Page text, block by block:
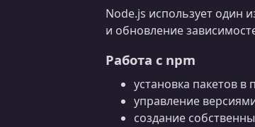
Node.js использует один
и обновление
Работа с npm
установка пакетов в
управление
создание